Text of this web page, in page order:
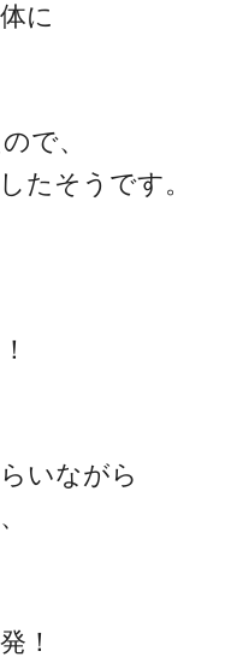
に
で、
たそうです。
いながら
！